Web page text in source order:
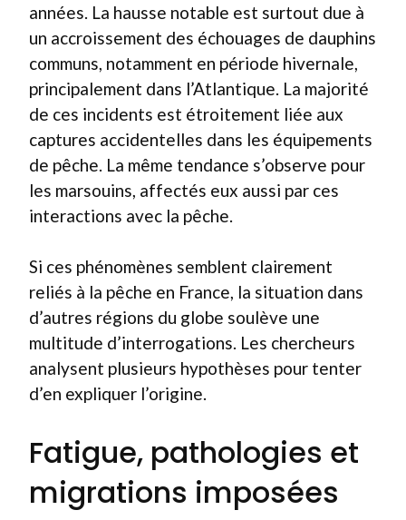
années. La hausse notable est surtout due à
un accroissement des échouages de dauphins
communs, notamment en période hivernale,
principalement dans l’Atlantique. La majorité
de ces incidents est étroitement liée aux
captures accidentelles dans les équipements
de pêche. La même tendance s’observe pour
les marsouins, affectés eux aussi par ces
interactions avec la pêche.
Si ces phénomènes semblent clairement
reliés à la pêche en France, la situation dans
d’autres régions du globe soulève une
multitude d’interrogations. Les chercheurs
analysent plusieurs hypothèses pour tenter
d’en expliquer l’origine.
Fatigue, pathologies et
migrations imposées